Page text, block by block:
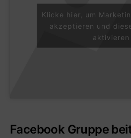
Klicke hier, um
akzeptieren und
aktivieren
Facebook Gruppe